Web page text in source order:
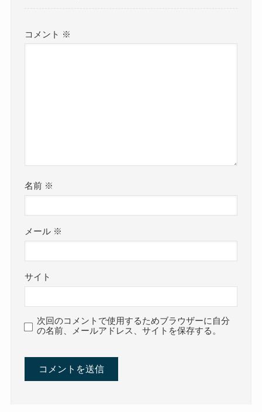
コメント ※
名前 ※
メール ※
サイト
次回のコメントで使用するためブラウザーに自分
の名前、メールアドレス、サイトを保存する。